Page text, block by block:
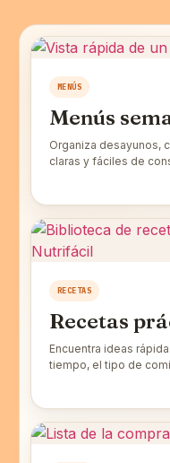
MENÚS
Menús
Organiza desayunos,
claras y fáciles de
RECETAS
Recetas
Encuentra ideas
tiempo, el tipo de